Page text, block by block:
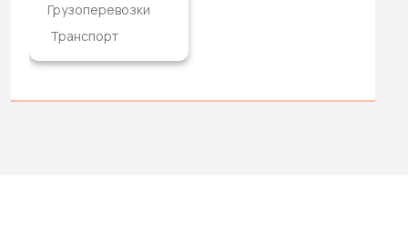
Грузоперевозки
Транспорт